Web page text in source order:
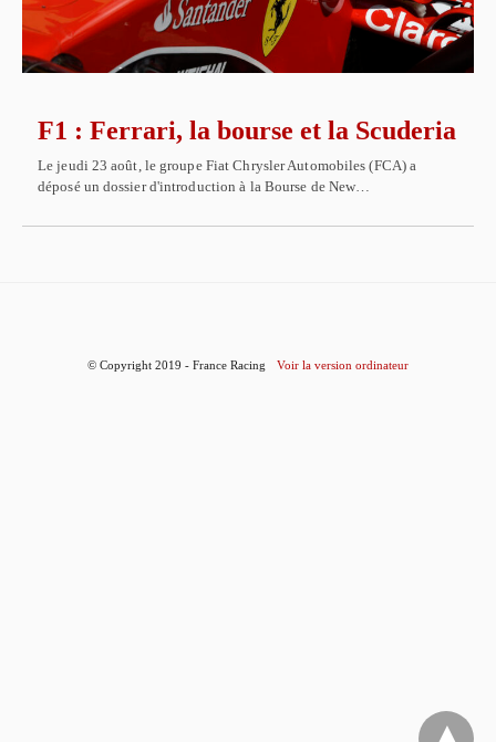
F1 : Ferrari, la bourse et la Scuderia
Le jeudi 23 août, le groupe Fiat Chrysler Automobiles (FCA) a
déposé un dossier d'introduction à la Bourse de New…
© Copyright 2019 - France Racing Voir la version ordinateur